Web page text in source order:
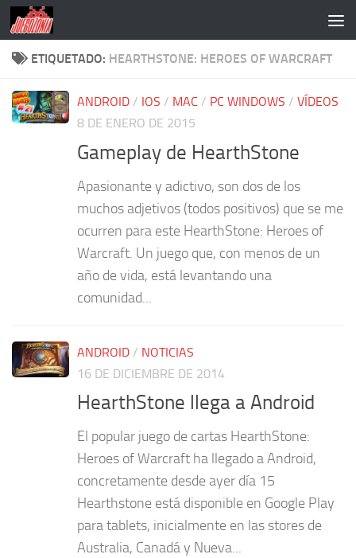
Saltar al contenido
ETIQUETADO: HEARTHSTONE: HEROES OF WARCRAFT
ANDROID / IOS / MAC / PC WINDOWS / VÍDEOS
8 DE ENERO DE 2015
Gameplay de HearthStone
Apasionante y adictivo, son dos de los
muchos adjetivos (todos positivos) que se me
ocurren para este HearthStone: Heroes of
Warcraft. Un juego que, con menos de un
año de vida, está levantando una
comunidad...
ANDROID / NOTICIAS
16 DE DICIEMBRE DE 2014
HearthStone llega a Android
El popular juego de cartas HearthStone:
Heroes of Warcraft ha llegado a Android,
concretamente desde ayer día 15
Hearthstone está disponible en Google Play
para tablets, inicialmente en las stores de
Australia, Canadá y Nueva...